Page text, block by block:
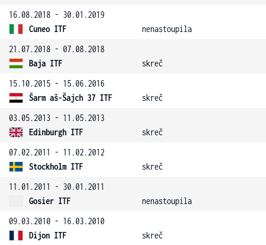
16.08.2018 - 30.01.2019
Cuneo ITF
nenastoupila
21.07.2018 - 07.08.2018
Baja ITF
skreč
15.10.2015 - 15.06.2016
Šarm aš-Šajch 37 ITF
skreč
03.05.2013 - 11.05.2013
Edinburgh ITF
skreč
07.02.2011 - 11.02.2012
Stockholm ITF
skreč
11.01.2011 - 30.01.2011
Gosier ITF
nenastoupila
09.03.2010 - 16.03.2010
Dijon ITF
skreč